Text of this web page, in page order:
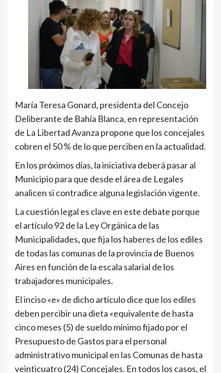
María Teresa Gonard, presidenta del Concejo
Deliberante de Bahía Blanca, en representación
de La Libertad Avanza propone que los concejales
cobren el 50 % de lo que perciben en la actualidad.
En los próximos días, la iniciativa deberá pasar al
Municipio para que desde el área de Legales
analicen si contradice alguna legislación vigente.
La cuestión legal es clave en este debate porque
el artículo 92 de la Ley Orgánica de las
Municipalidades,que fija los haberes de los ediles
de todas las comunas de la provincia de Buenos
Aires en función de la escala salarial de los
trabajadores municipales.
El inciso «e» de dicho artículo dice que los ediles
deben percibir una dieta «equivalente de hasta
cinco meses (5) de sueldo mínimo fijado por el
Presupuesto de Gastos para el personal
administrativo municipal en las Comunas de hasta
veinticuatro (24) Concejales. En todos los casos, el